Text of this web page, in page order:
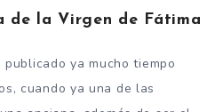
de la Virgen de Fátima
ya mucho tiempo
cuando ya una de las